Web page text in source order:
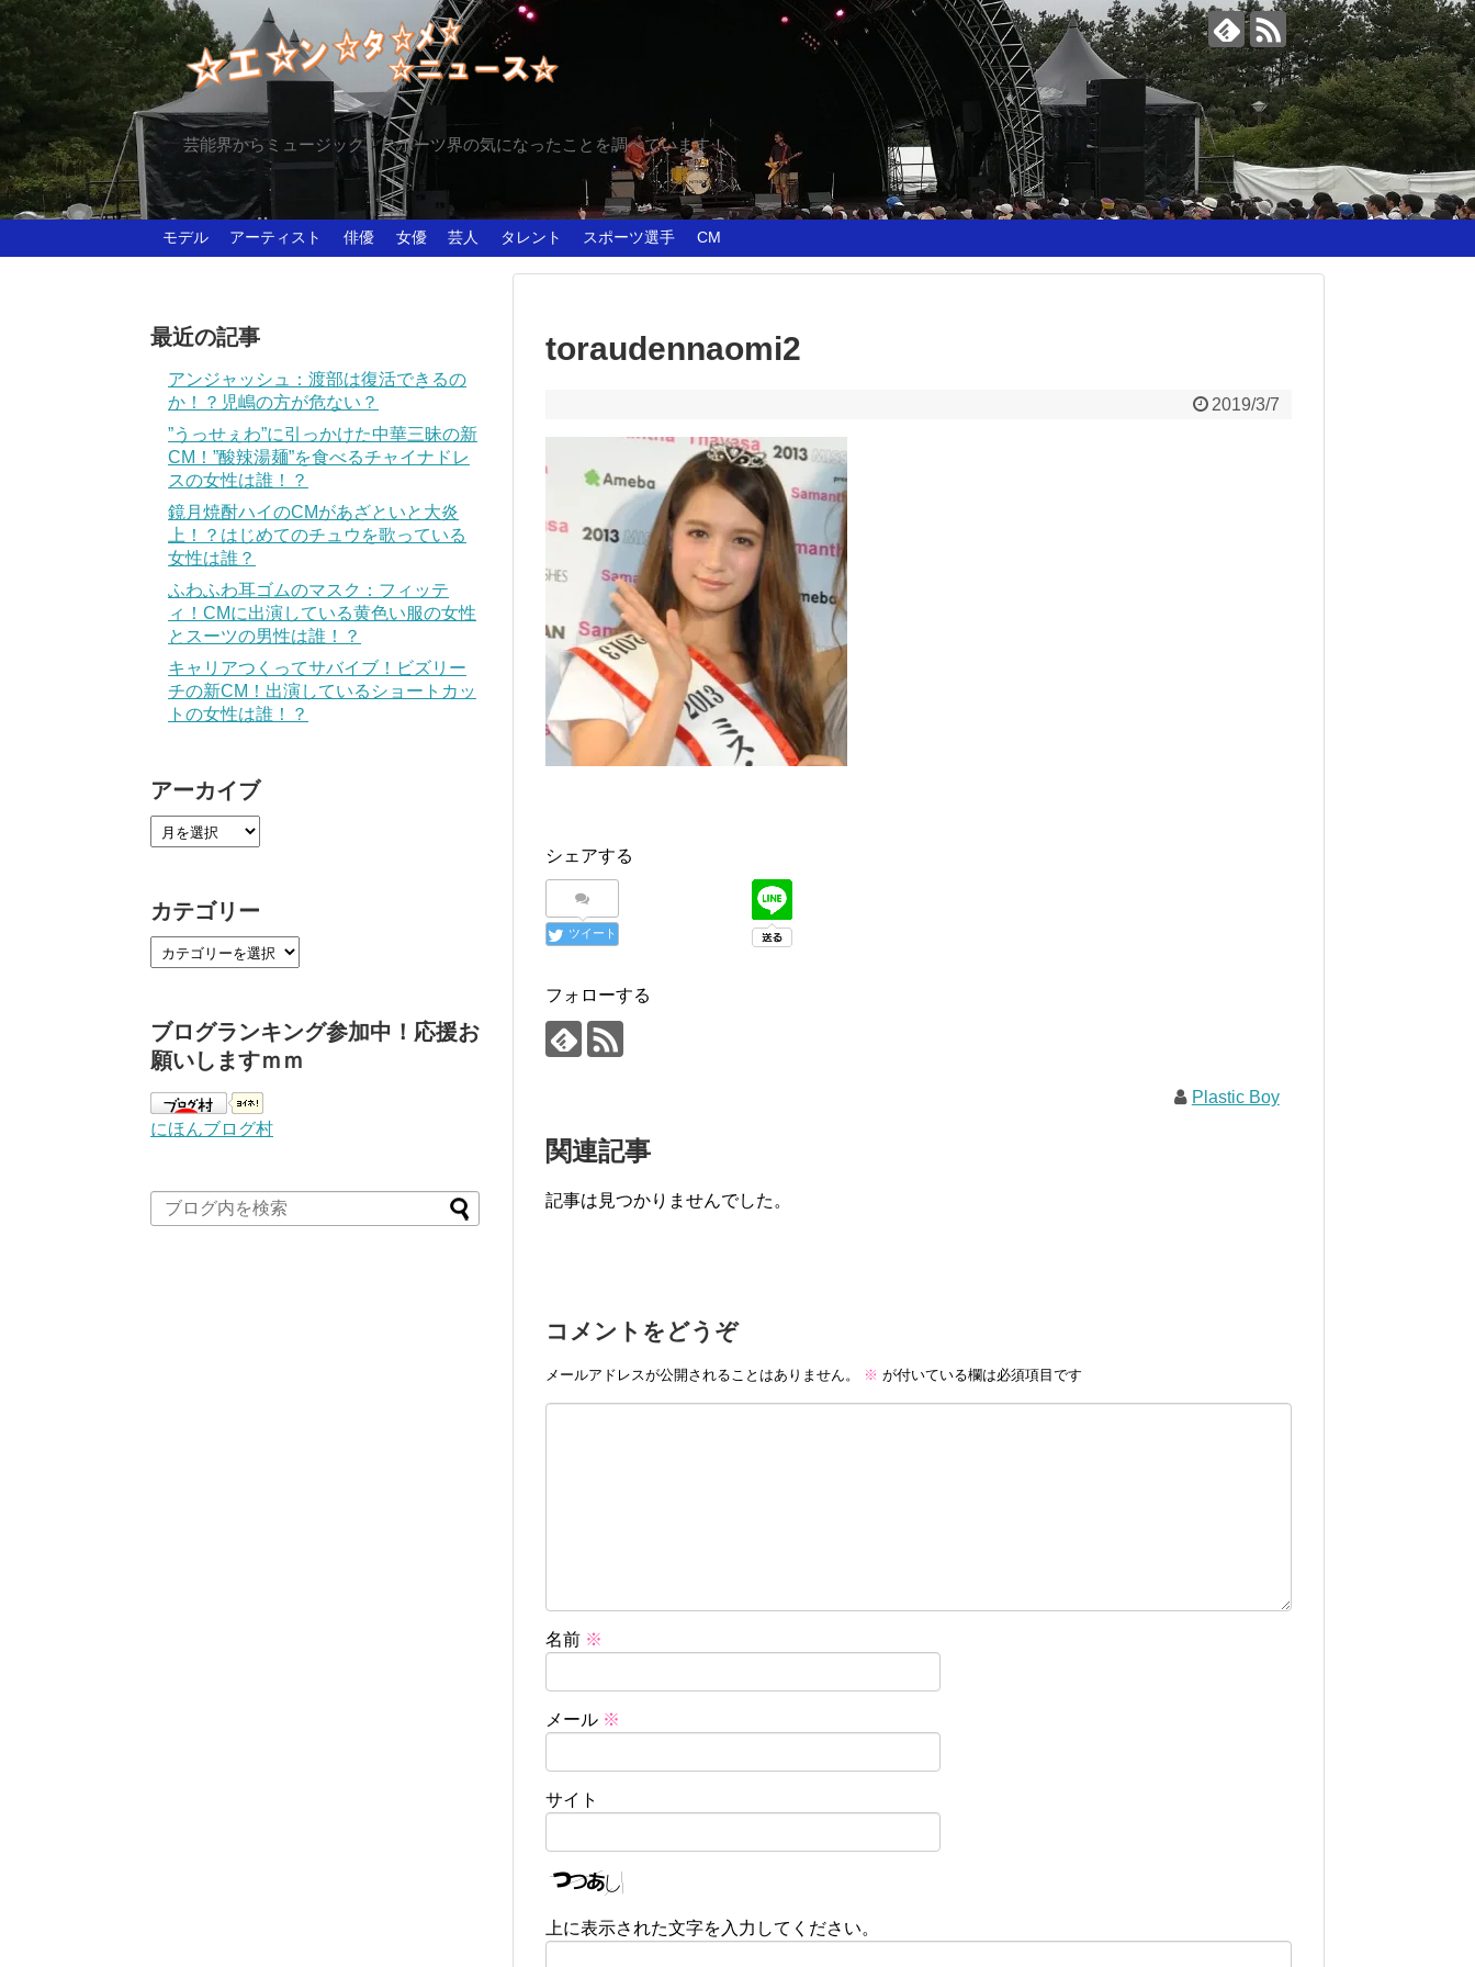
芸能界からミュージック、スポーツ界の気になったことを調べています！
モデル アーティスト 俳優 女優 芸人 タレント スポーツ選手 CM
toraudennaomi2
2019/3/7
シェアする
ツイート
フォローする
Plastic Boy
関連記事
記事は見つかりませんでした。
コメントをどうぞ
メールアドレスが公開されることはありません。 ※ が付いている欄は必須項目です
名前 ※
メール ※
サイト
上に表示された文字を入力してください。
最近の記事
アンジャッシュ：渡部は復活できるの
か！？児嶋の方が危ない？
”うっせぇわ”に引っかけた中華三昧の新
CM！”酸辣湯麺”を食べるチャイナドレ
スの女性は誰！？
鏡月焼酎ハイのCMがあざといと大炎
上！？はじめてのチュウを歌っている
女性は誰？
ふわふわ耳ゴムのマスク：フィッテ
ィ！CMに出演している黄色い服の女性
とスーツの男性は誰！？
キャリアつくってサバイブ！ビズリー
チの新CM！出演しているショートカッ
トの女性は誰！？
アーカイブ
カテゴリー
ブログランキング参加中！応援お
願いしますｍｍ
にほんブログ村